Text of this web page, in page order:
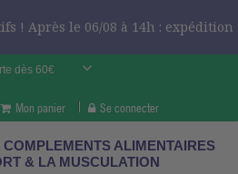
! Après le 06/08 à 14h : expédition
dès 60€
Mon panier Se connecter
ALIMENTAIRES
& LA MUSCULATION